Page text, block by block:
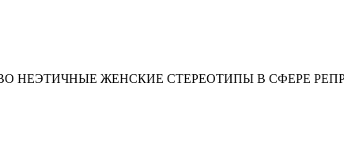
НЕЭТИЧНЫЕ ЖЕНСКИЕ СТЕРЕОТИПЫ В СФЕРЕ